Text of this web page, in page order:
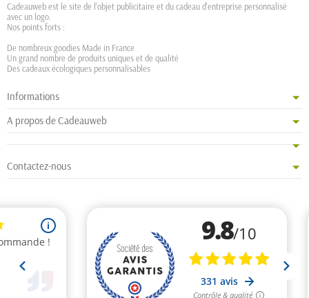
Cadeauweb est le site de l'objet publicitaire et du cadeau d'entreprise personnalisé
avec un logo.
Nos points forts :
De nombreux goodies Made in France
Un grand nombre de produits uniques et de qualité
Des cadeaux écologiques personnalisables
Informations
A propos de Cadeauweb
Contactez-nous